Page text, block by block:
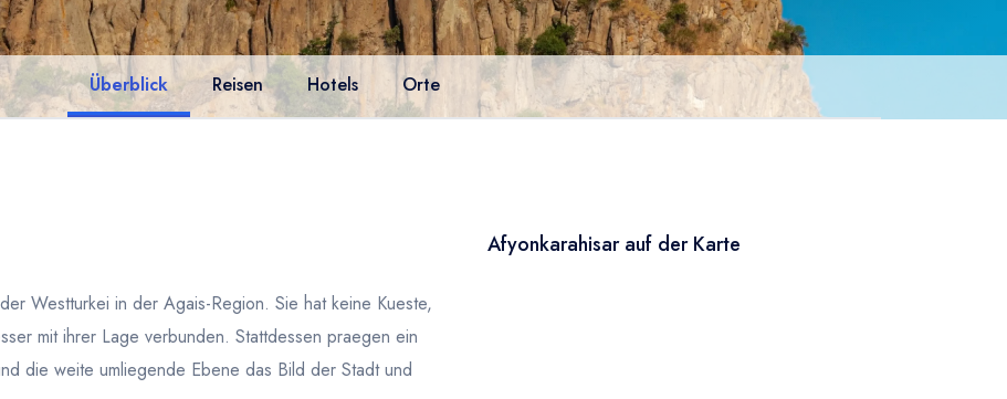
Überblick Reisen Hotels Orte
Westturkei in der Agais-Region. Sie hat keine Kueste,
mit ihrer Lage verbunden. Stattdessen praegen ein
die weite umliegende Ebene das Bild der Stadt und
Afyonkarahisar auf der Karte